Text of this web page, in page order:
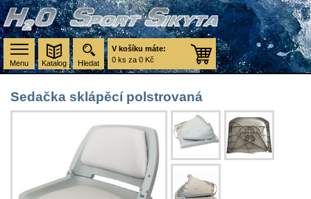
Menu
V košíku máte:
0 ks za 0 Kč
Hledat
Sedačka sklápěcí polstrovaná
Katalog